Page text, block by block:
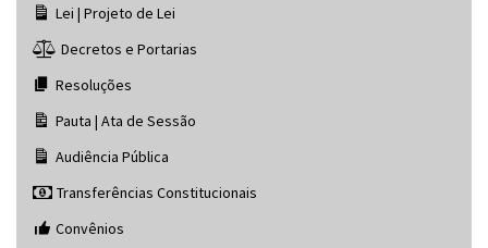
Lei | Projeto de Lei
Decretos e Portarias
Resoluções
Pauta | Ata de Sessão
Audiência Pública
Transferências Constitucionais
Convênios